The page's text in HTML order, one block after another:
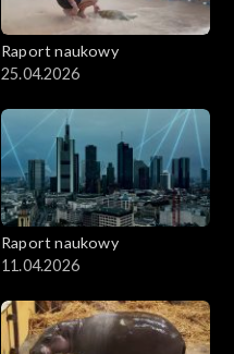
Raport naukowy
25.04.2026
Raport naukowy
11.04.2026